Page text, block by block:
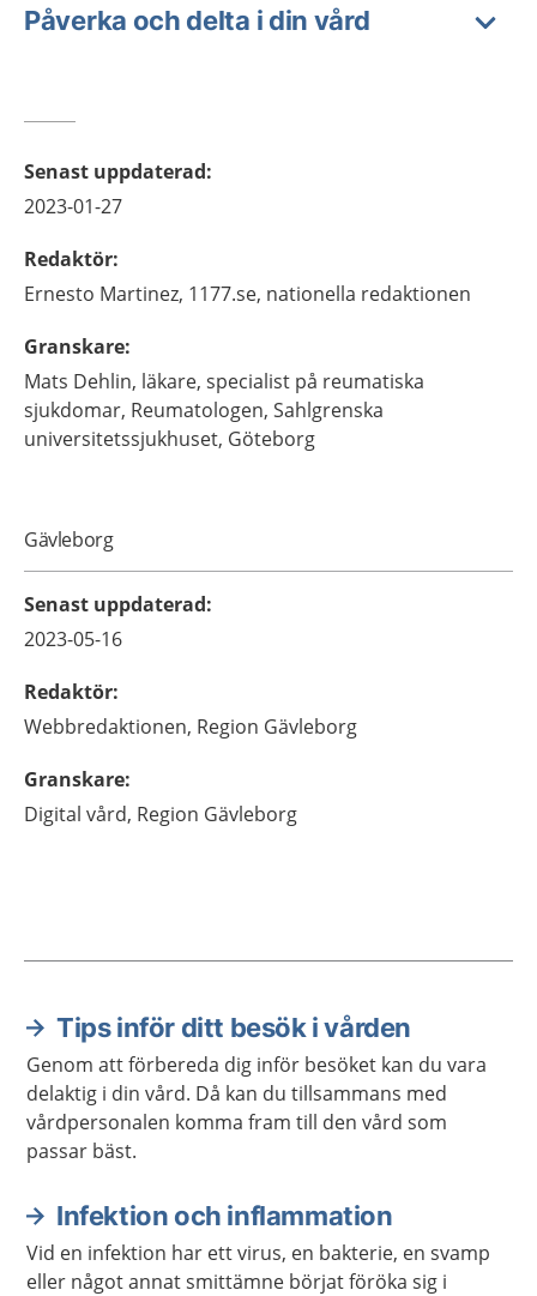
Påverka och delta i din vård
Senast uppdaterad:
2023-01-27
Redaktör:
Ernesto Martinez, 1177.se, nationella redaktionen
Granskare:
Mats Dehlin, läkare, specialist på reumatiska
sjukdomar, Reumatologen, Sahlgrenska
universitetssjukhuset, Göteborg
Gävleborg
Senast uppdaterad:
2023-05-16
Redaktör:
Webbredaktionen, Region Gävleborg
Granskare:
Digital vård, Region Gävleborg
Aktuella artiklar
Tips inför ditt besök i vården
Genom att förbereda dig inför besöket kan du vara
delaktig i din vård. Då kan du tillsammans med
vårdpersonalen komma fram till den vård som
passar bäst.
Infektion och inflammation
Vid en infektion har ett virus, en bakterie, en svamp
eller något annat smittämne börjat föröka sig i